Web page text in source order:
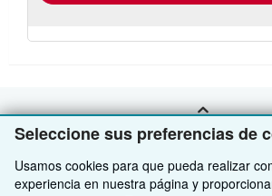
Seleccione sus preferencias de
Usamos cookies para que pueda realizar
experiencia en nuestra página y
Compre con nosotros